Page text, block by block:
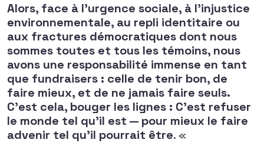
Alors, face à l’urgence sociale, à l’injustice
environnementale, au repli identitaire ou
aux fractures démocratiques dont nous
sommes toutes et tous les témoins, nous
avons une responsabilité immense en tant
que fundraisers : celle de tenir bon, de
faire mieux, et de ne jamais faire seuls.
C’est cela, bouger les lignes : C’est refuser
le monde tel qu’il est — pour mieux le faire
advenir tel qu’il pourrait être. «